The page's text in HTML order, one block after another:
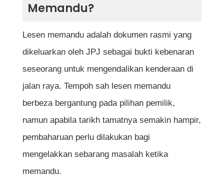
Talian
5. Pengesahan dan Penghantaran
Lesen Baharu
Kelebihan Renew Lesen Memandu Secara
Online Melalui MyEG
Kesimpulan
Memandu?
Lesen memandu adalah dokumen rasmi yang
dikeluarkan oleh JPJ sebagai bukti kebenaran
seseorang untuk mengendalikan kenderaan di
jalan raya. Tempoh sah lesen memandu
berbeza bergantung pada pilihan pemilik,
namun apabila tarikh tamatnya semakin hampir,
pembaharuan perlu dilakukan bagi
mengelakkan sebarang masalah ketika
memandu.